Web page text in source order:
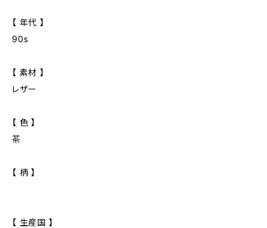
【 年代 】
90s
【 素材 】
レザー
【 色 】
茶
【 柄 】
【 生産国 】